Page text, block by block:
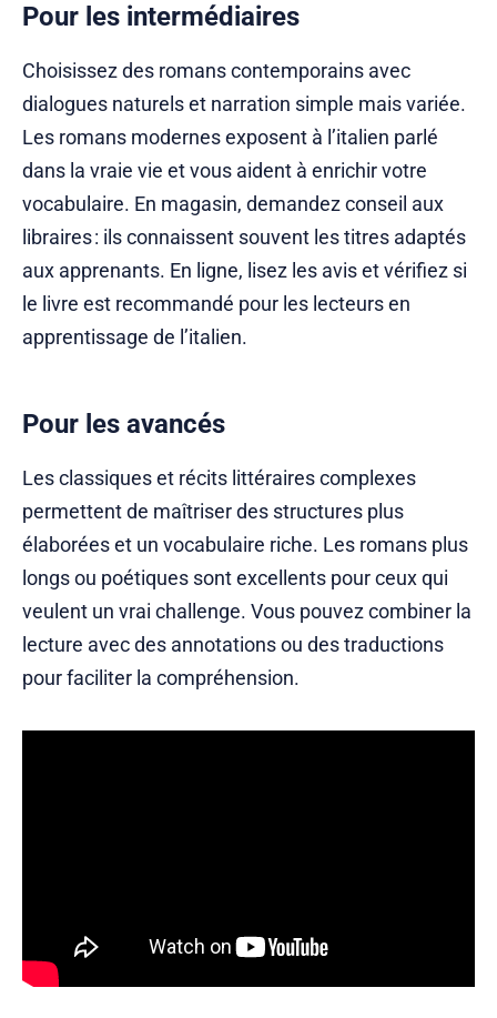
Pour les intermédiaires
Choisissez des romans contemporains avec
dialogues naturels et narration simple mais variée.
Les romans modernes exposent à l’italien parlé
dans la vraie vie et vous aident à enrichir votre
vocabulaire. En magasin, demandez conseil aux
libraires : ils connaissent souvent les titres adaptés
aux apprenants. En ligne, lisez les avis et vérifiez si
le livre est recommandé pour les lecteurs en
apprentissage de l’italien.
Pour les avancés
Les classiques et récits littéraires complexes
permettent de maîtriser des structures plus
élaborées et un vocabulaire riche. Les romans plus
longs ou poétiques sont excellents pour ceux qui
veulent un vrai challenge. Vous pouvez combiner la
lecture avec des annotations ou des traductions
pour faciliter la compréhension.